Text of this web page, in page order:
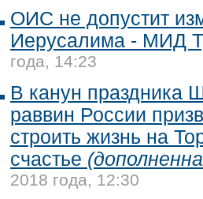
ОИС не допустит
Иерусалима - МИД
года, 14:23
В канун праздника
раввин России
строить жизнь на
счастье
2018 года, 12:30